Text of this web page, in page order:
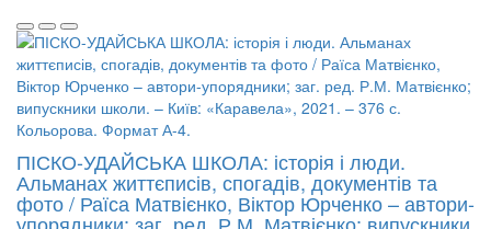
ПІСКО-УДАЙСЬКА ШКОЛА: історія і люди.
Альманах життєписів, спогадів, документів та
фото / Раїса Матвієнко, Віктор Юрченко – автори-